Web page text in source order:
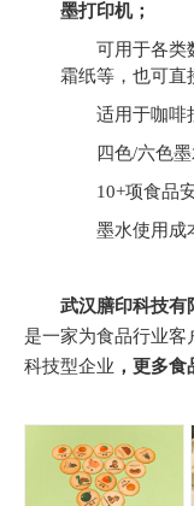
墨打印机；
可用于各类
霜纸等，也可直
适用于咖啡
四色/六色
10+项食品
墨水使用成
武汉膳印科技有
是一家为食品行业客
科技型企业 ，更多